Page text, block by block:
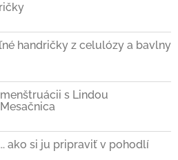
handričky z celulózy a bavlny
s Lindou
ako si ju pripraviť v pohodlí